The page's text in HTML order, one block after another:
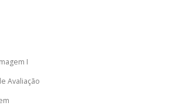
I
Avaliação